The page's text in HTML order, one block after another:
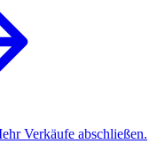
Verkäufe abschließen.